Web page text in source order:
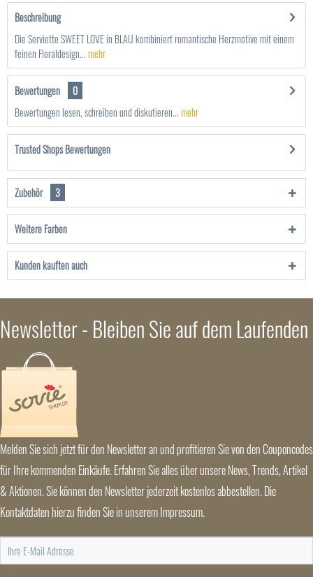
Beschreibung
Die Serviette SWEET LOVE in BLAU kombiniert romantische Herzmotive mit einem
feinen Floraldesign...mehr
Bewertungen
0
Bewertungen lesen, schreiben und diskutieren...mehr
Trusted Shops Bewertungen
Zubehör 3
Weitere Farben
Kunden kauften auch
Newsletter - Bleiben Sie auf dem Laufenden
Melden Sie sich jetzt für den Newsletter an und profitieren Sie von den Couponcodes
für Ihre kommenden Einkäufe. Erfahren Sie alles über unsere News, Trends, Artikel
& Aktionen. Sie können den Newsletter jederzeit kostenlos abbestellen. Die
Kontaktdaten hierzu finden Sie in unserem Impressum.